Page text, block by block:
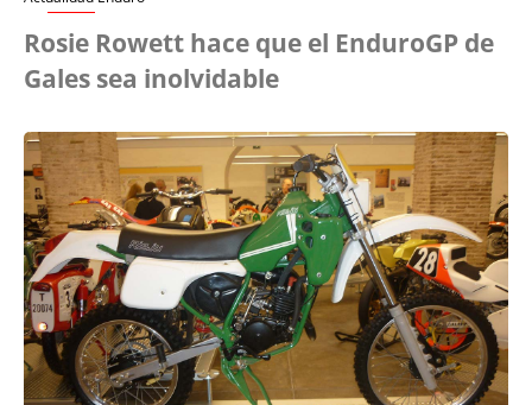
Rosie Rowett hace que el EnduroGP de
Gales sea inolvidable